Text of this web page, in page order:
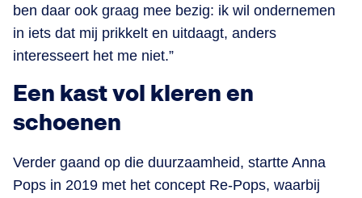
ben daar ook graag mee bezig: ik wil ondernemen
in iets dat mij prikkelt en uitdaagt, anders
interesseert het me niet.”
Een kast vol kleren en
schoenen
Verder gaand op die duurzaamheid, startte Anna
Pops in 2019 met het concept Re-Pops, waarbij